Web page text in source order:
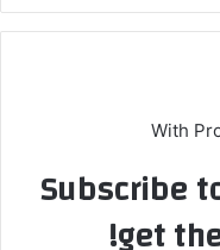
With
Subscribe
get